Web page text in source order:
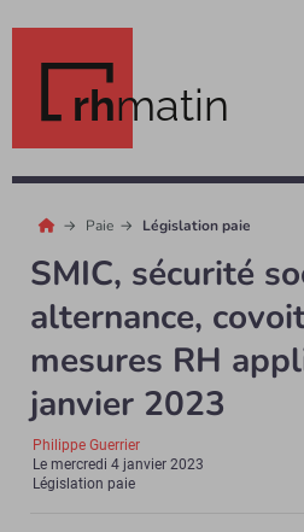
rhmatin
Paie Législation paie
SMIC, sécurité
alternance,
mesures RH
janvier 2023
Philippe Guerrier
Lemercredi 4 janvier 2023
Législation paie